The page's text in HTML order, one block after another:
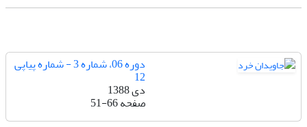
دوره 06، شماره 3 - شماره پیاپی
12
دی 1388
صفحه51-66